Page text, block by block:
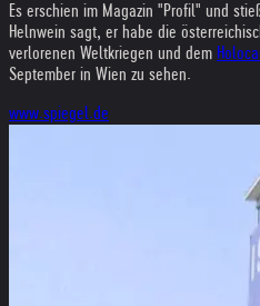
Es erschien im Magazin "Profil" und
Helnwein sagt, er habe die
verlorenen Weltkriegen und dem
September in Wien zu sehen.
www.spiegel.de